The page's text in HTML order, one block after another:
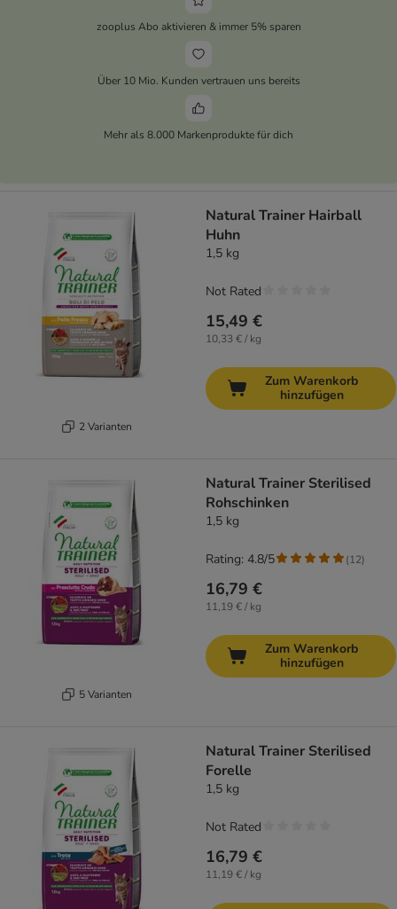
zooplus Abo aktivieren & immer 5% sparen
Über 10 Mio. Kunden vertrauen uns bereits
Mehr als 8.000 Markenprodukte für dich
2 Varianten
Natural Trainer Hairball
Huhn
1,5 kg
15,49 €
10,33 € / kg
Not Rated
Zum Warenkorb
hinzufügen
5 Varianten
Natural Trainer Sterilised
Rohschinken
1,5 kg
16,79 €
11,19 € / kg
Rating: 4.8/5 (12)
Zum Warenkorb
hinzufügen
Natural Trainer Sterilised
Forelle
1,5 kg
16,79 €
11,19 € / kg
Not Rated